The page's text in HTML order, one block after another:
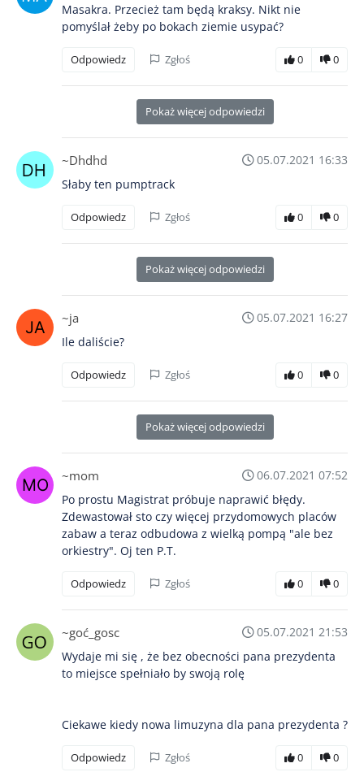
Masakra. Przecież tam będą kraksy. Nikt nie
pomyślał żeby po bokach ziemie usypać?
Odpowiedz Zgłoś 0 0
Pokaż więcej odpowiedzi
~Dhdhd
05.07.2021 16:33
Słaby ten pumptrack
Odpowiedz Zgłoś 0 0
Pokaż więcej odpowiedzi
~ja
05.07.2021 16:27
Ile daliście?
Odpowiedz Zgłoś 0 0
Pokaż więcej odpowiedzi
~mom
06.07.2021 07:52
Po prostu Magistrat próbuje naprawić błędy.
Zdewastował sto czy więcej przydomowych placów
zabaw a teraz odbudowa z wielką pompą "ale bez
orkiestry". Oj ten P.T.
Odpowiedz Zgłoś 0 0
~goć_gosc
05.07.2021 21:53
Wydaje mi się , że bez obecności pana prezydenta
to miejsce spełniało by swoją rolę
Ciekawe kiedy nowa limuzyna dla pana prezydenta ?
Odpowiedz Zgłoś 0 0